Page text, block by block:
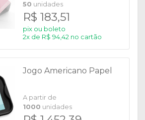
50 unidades
R$ 183,51
pix ou boleto
2x de R$ 94,42 no cartão
Jogo Americano Papel
A partir de
1000 unidades